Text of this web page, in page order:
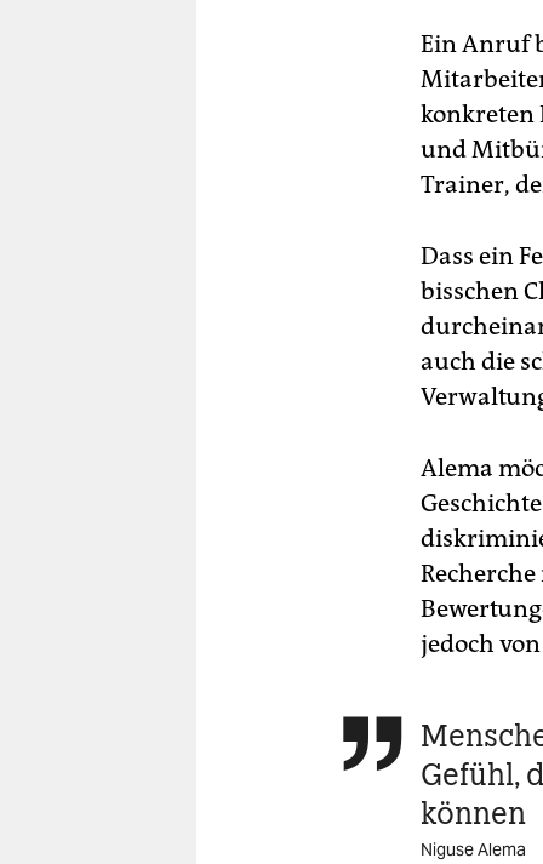
Ein Anruf
konkreten
und
Trainer,
Dass ein
bisschen
auch die
Alema
jedoch

Gefühl,
können
Niguse Alema